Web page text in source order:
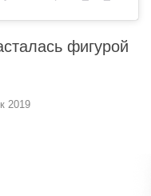
фигурой
2019